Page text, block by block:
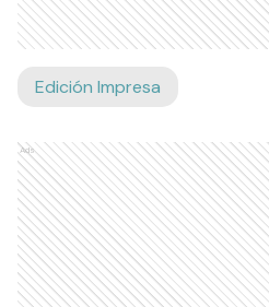
Edición Impresa
Ads